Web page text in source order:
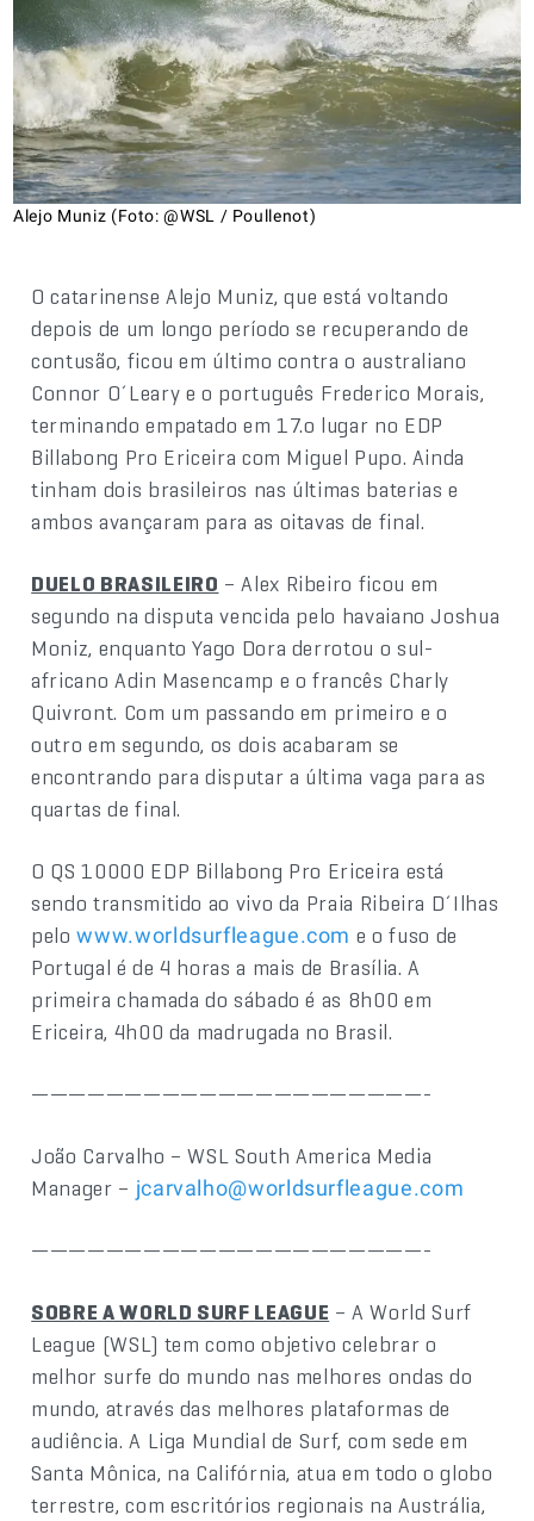
Alejo Muniz (Foto: @WSL / Poullenot)
O catarinense Alejo Muniz, que está voltando
depois de um longo período se recuperando de
contusão, ficou em último contra o australiano
Connor O´Leary e o português Frederico Morais,
terminando empatado em 17.o lugar no EDP
Billabong Pro Ericeira com Miguel Pupo. Ainda
tinham dois brasileiros nas últimas baterias e
ambos avançaram para as oitavas de final.
DUELO BRASILEIRO – Alex Ribeiro ficou em
segundo na disputa vencida pelo havaiano Joshua
Moniz, enquanto Yago Dora derrotou o sul-
africano Adin Masencamp e o francês Charly
Quivront. Com um passando em primeiro e o
outro em segundo, os dois acabaram se
encontrando para disputar a última vaga para as
quartas de final.
O QS 10000 EDP Billabong Pro Ericeira está
sendo transmitido ao vivo da Praia Ribeira D´Ilhas
pelowww.worldsurfleague.com e o fuso de
Portugal é de 4 horas a mais de Brasília. A
primeira chamada do sábado é as 8h00 em
Ericeira, 4h00 da madrugada no Brasil.
—————————————————————-
João Carvalho – WSL South America Media
Manager – jcarvalho@worldsurfleague.com
—————————————————————-
SOBRE A WORLD SURF LEAGUE – A World Surf
League (WSL) tem como objetivo celebrar o
melhor surfe do mundo nas melhores ondas do
mundo, através das melhores plataformas de
audiência. A Liga Mundial de Surf, com sede em
Santa Mônica, na Califórnia, atua em todo o globo
terrestre, com escritórios regionais na Austrália,